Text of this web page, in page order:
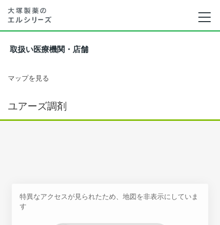
取扱い医療機関・店舗
マップを見る
ユアーズ調剤
特異なアクセスが見られたため、地図を非表示にしていま
す